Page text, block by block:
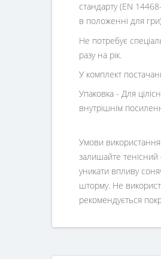
стандарту (EN
в положенні для
Не потребує
разу на рік.
У комплект
Упаковка - Для
внутрішнім
Умови використання
залишайте тенісний
уникати впливу
шторму. Не
рекомендується